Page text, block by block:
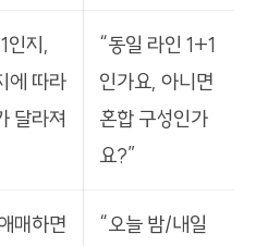
인지,
에 따라
달라져
“동일 라인 1+1
인가요, 아니면
혼합 구성인가
요?”
매하면
“오늘 밤/내일